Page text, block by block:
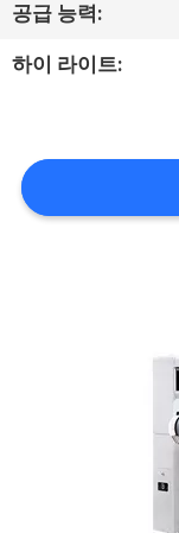
공
투
어
공급 능력:
하이 라이트: